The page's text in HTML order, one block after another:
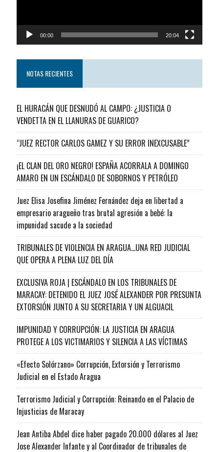
00:00 20:04
NOTAS RECIENTES
EL HURACÁN QUE DESNUDÓ AL CAMPO: ¿JUSTICIA O
VENDETTA EN EL LLANURAS DE GUARICO?
“JUEZ RECTOR CARLOS GAMEZ Y SU ERROR INEXCUSABLE”
¡EL CLAN DEL ORO NEGRO! ESPAÑA ACORRALA A DOMINGO
AMARO EN UN ESCÁNDALO DE SOBORNOS Y PETRÓLEO
Juez Elisa Josefina Jiménez Fernández deja en libertad a
empresario aragueño tras brutal agresión a bebé: la
impunidad sacude a la sociedad
TRIBUNALES DE VIOLENCIA EN ARAGUA…UNA RED JUDICIAL
QUE OPERA A PLENA LUZ DEL DÍA
EXCLUSIVA ROJA | ESCÁNDALO EN LOS TRIBUNALES DE
MARACAY: DETENIDO EL JUEZ JOSÉ ALEXANDER POR PRESUNTA
EXTORSIÓN JUNTO A SU SECRETARIA Y UN ALGUACIL
IMPUNIDAD Y CORRUPCIÓN: LA JUSTICIA EN ARAGUA
PROTEGE A LOS VICTIMARIOS Y SILENCIA A LAS VÍCTIMAS
«Efecto Solórzano» Corrupción, Extorsión y Terrorismo
Judicial en el Estado Aragua
Terrorismo Judicial y Corrupción: Reinando en el Palacio de
Injusticias de Maracay
Jean Antiba Abdel dice haber pagado 20.000 dólares al Juez
Jose Alexander Infante y al Coordinador de tribunales de